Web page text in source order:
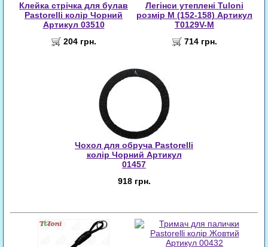
Клейка стрічка для булав
Pastorelli колір Чорний
Артикул 03510
204 грн.
Легінси утеплені Tuloni
розмір M (152-158) Артикул
T0129V-M
714 грн.
Чохол для обруча Pastorelli
колір Чорний Артикул
01457
918 грн.